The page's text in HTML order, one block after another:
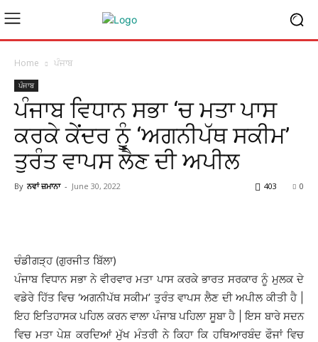
Home ਪੰਜਾਬ
ਪੰਜਾਬ
ਪੰਜਾਬ ਵਿਧਾਨ ਸਭਾ ‘ਚ ਮਤਾ ਪਾਸ
ਕਰਕੇ ਕੇਂਦਰ ਨੂੰ ‘ਅਗਨੀਪੱਥ ਸਕੀਮ’
ਤੁਰੰਤ ਵਾਪਸ ਲੈਣ ਦੀ ਅਪੀਲ
By ਨਵਾਂ ਜ਼ਮਾਨਾ - June 30, 2022 0
403
ਚੰਡੀਗੜ੍ਹ (ਗੁਰਜੀਤ ਬਿੱਲਾ)
ਪੰਜਾਬ ਵਿਧਾਨ ਸਭਾ ਨੇ ਵੀਰਵਾਰ ਮਤਾ ਪਾਸ ਕਰਕੇ ਭਾਰਤ ਸਰਕਾਰ ਨੂੰ ਮੁਲਕ ਦੇ
ਵਡੇਰੇ ਹਿੱਤ ਵਿਚ ‘ਅਗਨੀਪੱਥ ਸਕੀਮ’ ਤੁਰੰਤ ਵਾਪਸ ਲੈਣ ਦੀ ਅਪੀਲ ਕੀਤੀ ਹੈ |
ਇਹ ਇਤਿਹਾਸਕ ਪਹਿਲ ਕਰਨ ਵਾਲਾ ਪੰਜਾਬ ਪਹਿਲਾ ਸੂਬਾ ਹੈ | ਇਸ ਬਾਰੇ ਸਦਨ
ਵਿਚ ਮਤਾ ਪੇਸ਼ ਕਰਦਿਆਂ ਮੁੱਖ ਮੰਤਰੀ ਨੇ ਕਿਹਾ ਕਿ ਹਥਿਆਰਬੰਦ ਫੌਜਾਂ ਵਿਚ